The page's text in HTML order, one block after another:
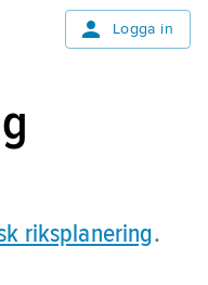
Logga in
riksplanering.